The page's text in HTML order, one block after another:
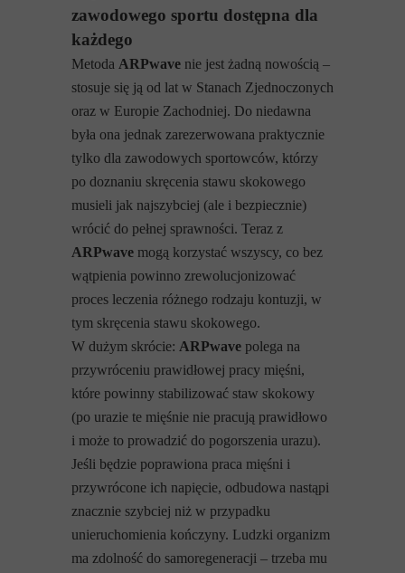
zawodowego sportu dostępna dla
każdego
Metoda ARPwave nie jest żadną nowością –
stosuje się ją od lat w Stanach Zjednoczonych
oraz w Europie Zachodniej. Do niedawna
była ona jednak zarezerwowana praktycznie
tylko dla zawodowych sportowców, którzy
po doznaniu skręcenia stawu skokowego
musieli jak najszybciej (ale i bezpiecznie)
wrócić do pełnej sprawności. Teraz z
ARPwave mogą korzystać wszyscy, co bez
wątpienia powinno zrewolucjonizować
proces leczenia różnego rodzaju kontuzji, w
tym skręcenia stawu skokowego.
W dużym skrócie: ARPwave polega na
przywróceniu prawidłowej pracy mięśni,
które powinny stabilizować staw skokowy
(po urazie te mięśnie nie pracują prawidłowo
i może to prowadzić do pogorszenia urazu).
Jeśli będzie poprawiona praca mięśni i
przywrócone ich napięcie, odbudowa nastąpi
znacznie szybciej niż w przypadku
unieruchomienia kończyny. Ludzki organizm
ma zdolność do samoregeneracji – trzeba mu